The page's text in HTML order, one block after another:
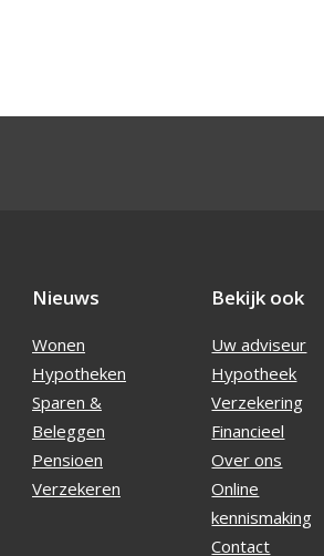
Nieuws
Wonen
Hypotheken
Sparen &
Beleggen
Pensioen
Verzekeren
Bekijk ook
Uw adviseur
Hypotheek
Verzekering
Financieel
Over ons
Online
kennismaking
Contact